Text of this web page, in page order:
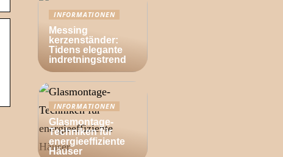
INFORMATIONEN
Messing
kerzenständer:
Tidens elegante
indretningstrend
INFORMATIONEN
Glasmontage-
Techniken für
energieeffiziente
Häuser